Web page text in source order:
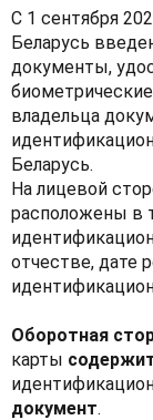
С 1 сентября
Беларусь
документы,
владельца
Беларусь.
На лицевой
расположены в
отчестве, дате
Оборотная
карты
документ.